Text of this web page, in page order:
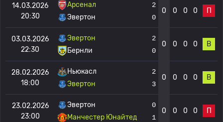
14.03.2026
20:30
Арсенал
Эвертон
2
0
0 0 0 0 П
03.03.2026
22:30
Эвертон
Бернли
2
0
0 0 0 0 В
28.02.2026
18:00
Ньюкасл
Эвертон
2
3
0 0 0 0 В
23.02.2026
23:00
Эвертон
Манчестер Юнайтед
0
1
0 0 0 0 П